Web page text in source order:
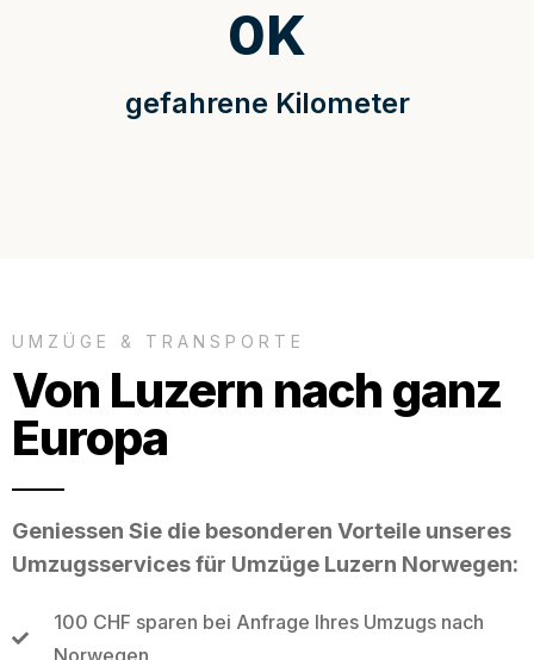
gefahrene Kilometer
0K
UMZÜGE & TRANSPORTE
Von Luzern nach ganz
Europa
Geniessen Sie die besonderen Vorteile unseres
Umzugsservices für Umzüge Luzern Norwegen:
100 CHF sparen bei Anfrage Ihres Umzugs nach
Norwegen